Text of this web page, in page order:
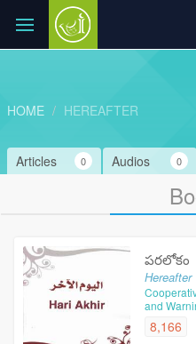
HOME HEREAFTER
Audios 0
Articles 0
పరలోకం
Hereafter
and
8,166